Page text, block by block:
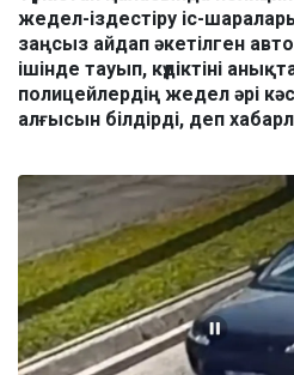
жедел-іздестіру іс-
заңсыз айдап әкетілген
ішінде тауып, күдіктіні
полицейлердің жедел әрі
алғысын білдірді, деп